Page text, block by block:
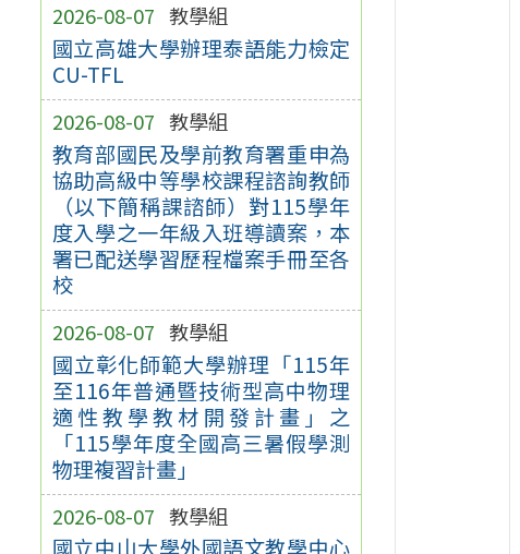
2026-08-07 教學組
國立高雄大學辦理泰語能力檢定
CU-TFL
2026-08-07 教學組
教育部國民及學前教育署重申為
協助高級中等學校課程諮詢教師
（以下簡稱課諮師）對115學年
度入學之一年級入班導讀案，本
署已配送學習歷程檔案手冊至各
校
2026-08-07 教學組
國立彰化師範大學辦理「115年
至116年普通暨技術型高中物理
適性教學教材開發計畫」之
「115學年度全國高三暑假學測
物理複習計畫」
2026-08-07 教學組
國立中山大學外國語文教學中心